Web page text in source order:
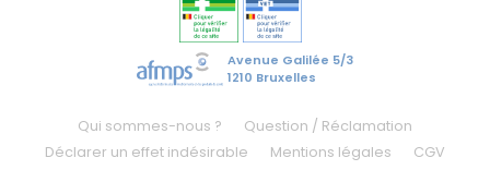
Avenue Galilée 5/3
1210 Bruxelles
Qui sommes-nous ?
Question / Réclamation
Déclarer un effet indésirable
Mentions légales
CGV